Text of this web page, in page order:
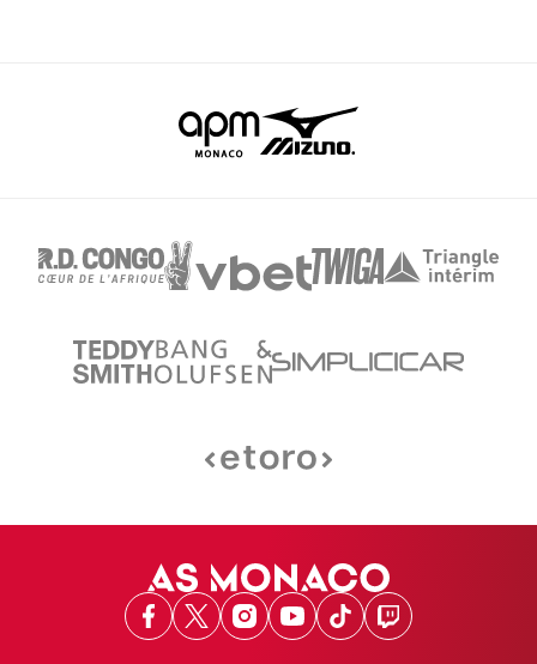
Facebook
X Instagram
Youtube
TikTokTwitch